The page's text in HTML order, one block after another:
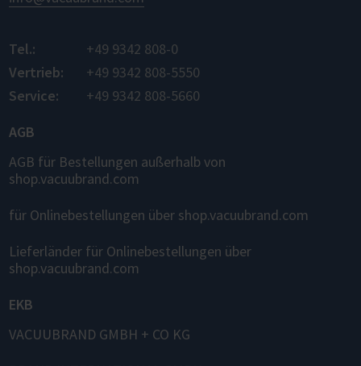
Tel.:
+49 9342 808-0
Vertrieb:
+49 9342 808-5550
Service:
+49 9342 808-5660
AGB
AGB für Bestellungen außerhalb von
shop.vacuubrand.com
für Onlinebestellungen über shop.vacuubrand.com
Lieferländer für Onlinebestellungen über
shop.vacuubrand.com
EKB
VACUUBRAND GMBH + CO KG